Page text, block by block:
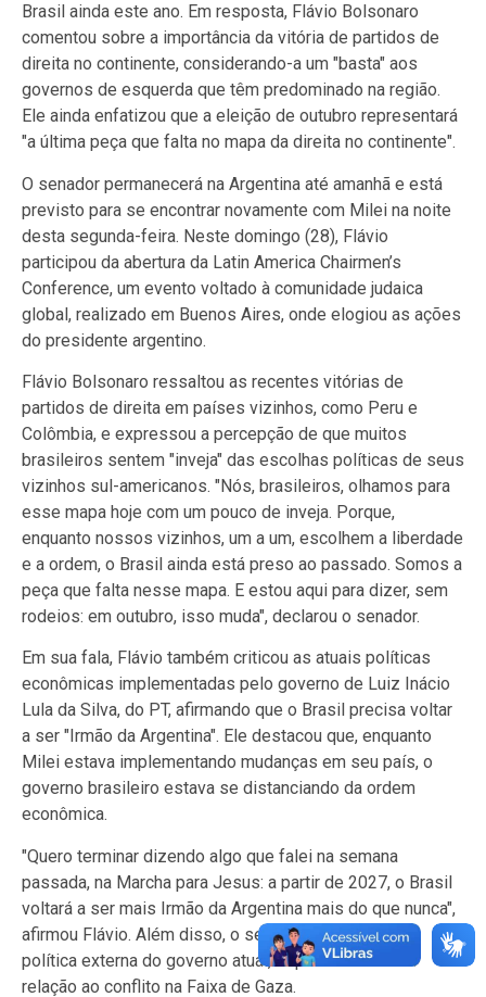
Brasil ainda este ano. Em resposta, Flávio Bolsonaro
comentou sobre a importância da vitória de partidos de
direita no continente, considerando-a um "basta" aos
governos de esquerda que têm predominado na região.
Ele ainda enfatizou que a eleição de outubro representará
"a última peça que falta no mapa da direita no continente".
O senador permanecerá na Argentina até amanhã e está
previsto para se encontrar novamente com Milei na noite
desta segunda-feira. Neste domingo (28), Flávio
participou da abertura da Latin America Chairmen’s
Conference, um evento voltado à comunidade judaica
global, realizado em Buenos Aires, onde elogiou as ações
do presidente argentino.
Flávio Bolsonaro ressaltou as recentes vitórias de
partidos de direita em países vizinhos, como Peru e
Colômbia, e expressou a percepção de que muitos
brasileiros sentem "inveja" das escolhas políticas de seus
vizinhos sul-americanos. "Nós, brasileiros, olhamos para
esse mapa hoje com um pouco de inveja. Porque,
enquanto nossos vizinhos, um a um, escolhem a liberdade
e a ordem, o Brasil ainda está preso ao passado. Somos a
peça que falta nesse mapa. E estou aqui para dizer, sem
rodeios: em outubro, isso muda", declarou o senador.
Em sua fala, Flávio também criticou as atuais políticas
econômicas implementadas pelo governo de Luiz Inácio
Lula da Silva, do PT, afirmando que o Brasil precisa voltar
a ser "Irmão da Argentina". Ele destacou que, enquanto
Milei estava implementando mudanças em seu país, o
governo brasileiro estava se distanciando da ordem
econômica.
"Quero terminar dizendo algo que falei na semana
passada, na Marcha para Jesus: a partir de 2027, o Brasil
voltará a ser mais Irmão da Argentina mais do que nunca",
afirmou Flávio. Além disso, o senador fez críticas à
política externa do governo atual, especialmente em
relação ao conflito na Faixa de Gaza.